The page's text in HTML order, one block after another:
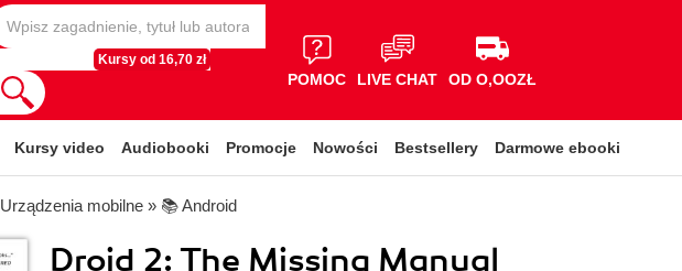
Kursy od 16,70 zł
POMOC LIVE CHAT OD O,OOZŁ
Kursy video Audiobooki Promocje Nowości Bestsellery Darmowe ebooki
Urządzenia mobilne » 📚 Android
Droid 2: The Missing Manual